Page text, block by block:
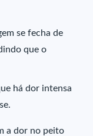
se fecha de
que o
há dor intensa
a dor no peito